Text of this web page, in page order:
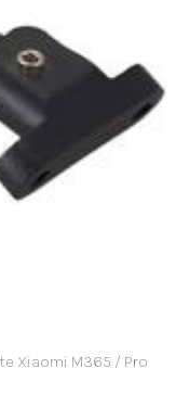
Xiaomi M365 / Pro